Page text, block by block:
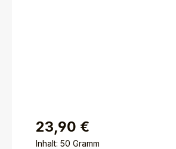
23,90 €
Inhalt: 50 Gramm